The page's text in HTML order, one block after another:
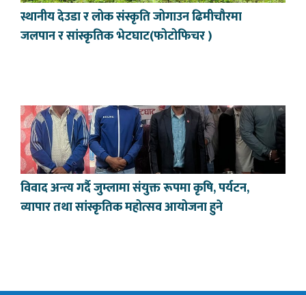
स्थानीय देउडा र लोक संस्कृति जोगाउन ढिमीचौरमा
जलपान र सांस्कृतिक भेटघाट(फोटोफिचर )
विवाद अन्त्य गर्दै जुम्लामा संयुक्त रूपमा कृषि, पर्यटन,
व्यापार तथा सांस्कृतिक महोत्सव आयोजना हुने